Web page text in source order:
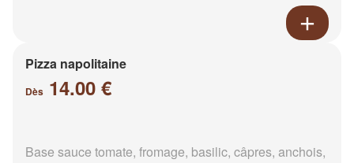
Pizza napolitaine
Dès 14.00 €
Base sauce tomate, fromage, basilic, câpres, anchois,